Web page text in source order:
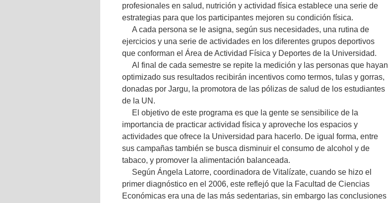
profesionales en salud, nutrición y actividad física establece una serie de
estrategias para que los participantes mejoren su condición física.
A cada persona se le asigna, según sus necesidades, una rutina de
ejercicios y una serie de actividades en los diferentes grupos deportivos
que conforman el Área de Actividad Física y Deportes de la Universidad.
Al final de cada semestre se repite la medición y las personas que hayan
optimizado sus resultados recibirán incentivos como termos, tulas y gorras,
donadas por Jargu, la promotora de las pólizas de salud de los estudiantes
de la UN.
El objetivo de este programa es que la gente se sensibilice de la
importancia de practicar actividad física y aproveche los espacios y
actividades que ofrece la Universidad para hacerlo. De igual forma, entre
sus campañas también se busca disminuir el consumo de alcohol y de
tabaco, y promover la alimentación balanceada.
Según Ángela Latorre, coordinadora de Vitalízate, cuando se hizo el
primer diagnóstico en el 2006, este reflejó que la Facultad de Ciencias
Económicas era una de las más sedentarias, sin embargo las conclusiones